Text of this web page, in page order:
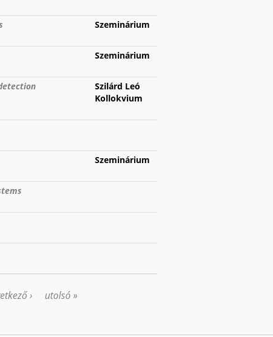
Szeminárium
Szeminárium
Szilárd Leó
Kollokvium
Szeminárium
› utolsó »